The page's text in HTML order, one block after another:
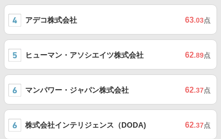
アデコ株式会社 63.03点
ヒューマン・アソシエイツ株式会社 62.89点
マンパワー・ジャパン株式会社 62.37点
株式会社インテリジェンス（DODA) 62.37点